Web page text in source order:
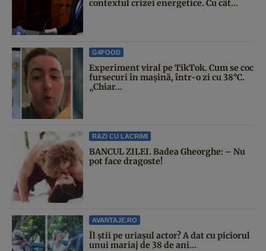
contextul crizei energetice. Cu cât...
G4FOOD
Experiment viral pe TikTok. Cum se coc
fursecuri în mașină, într-o zi cu 38°C.
„Chiar...
RAZI CU LACRIMI
BANCUL ZILEI. Badea Gheorghe: – Nu
pot face dragoste!
AVANTAJE.RO
Îl știi pe uriașul actor? A dat cu piciorul
unui mariaj de 38 de ani...